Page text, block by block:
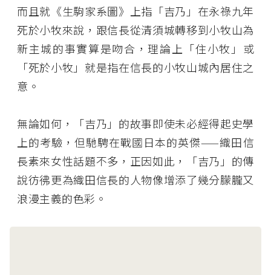
而且就《生駒家系圖》上指「吉乃」在永祿九年
死於小牧來說，跟信長從清須城轉移到小牧山為
新主城的事實算是吻合，理論上「住小牧」或
「死於小牧」就是指在信長的小牧山城內居住之
意。
無論如何，「吉乃」的故事即使未必經得起史學
上的考驗，但馳騁在戰國日本的英傑——織田信
長素來女性話題不多，正因如此，「吉乃」的傳
說彷彿更為織田信長的人物像增添了幾分朦朧又
浪漫主義的色彩。